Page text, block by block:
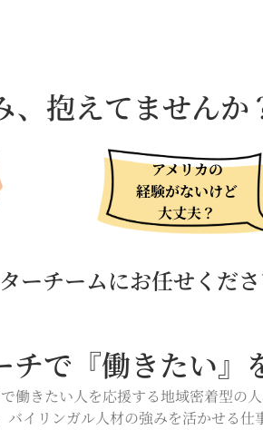
、抱えてませんか
アメリカの
経験がないけど
大丈夫？
ーチームにお任せくだ
チで『働きたい』
働きたい人を応援する地域密着型の
イリンガル人材の強みを活かせる仕